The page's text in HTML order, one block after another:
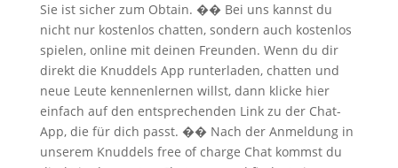
Sie ist sicher zum Obtain. �� Bei uns kannst du
nicht nur kostenlos chatten, sondern auch kostenlos
spielen, online mit deinen Freunden. Wenn du dir
direkt die Knuddels App runterladen, chatten und
neue Leute kennenlernen willst, dann klicke hier
einfach auf den entsprechenden Link zu der Chat-
App, die für dich passt. �� Nach der Anmeldung in
unserem Knuddels free of charge Chat kommst du